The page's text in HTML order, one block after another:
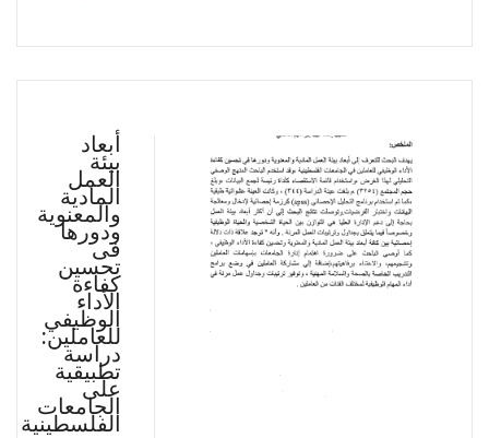
أبعاد
بيئة
العمل
المادية
والمعنوية
ودورها
فى
تحسين
كفاءة
الأداء
الوظيفي
للعاملين:
دراسة
تطبيقية
على
الجامعات
الفلسطينية